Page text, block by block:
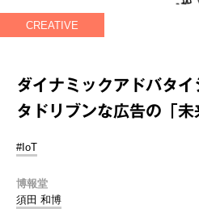
CREATIVE
ダイナミックアドバタ
タドリブンな広告の「
#IoT
博報堂
須田 和博